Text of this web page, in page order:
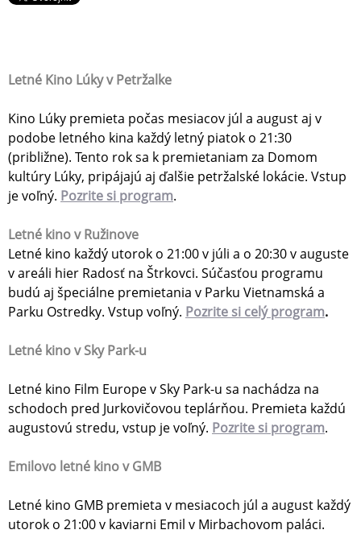
Letné Kino Lúky v Petržalke
Kino Lúky premieta počas mesiacov júl a august aj v
podobe letného kina každý letný piatok o 21:30
(približne). Tento rok sa k premietaniam za Domom
kultúry Lúky, pripájajú aj ďalšie petržalské lokácie. Vstup
je voľný. Pozrite si program.
Letné kino v Ružinove
Letné kino každý utorok o 21:00 v júli a o 20:30 v auguste
v areáli hier Radosť na Štrkovci. Súčasťou programu
budú aj špeciálne premietania v Parku Vietnamská a
Parku Ostredky. Vstup voľný. Pozrite si celý program.
Letné kino v Sky Park-u
Letné kino Film Europe v Sky Park-u sa nachádza na
schodoch pred Jurkovičovou teplárňou. Premieta každú
augustovú stredu, vstup je voľný. Pozrite si program.
Emilovo letné kino v GMB
Letné kino GMB premieta v mesiacoch júl a august každý
utorok o 21:00 v kaviarni Emil v Mirbachovom paláci.